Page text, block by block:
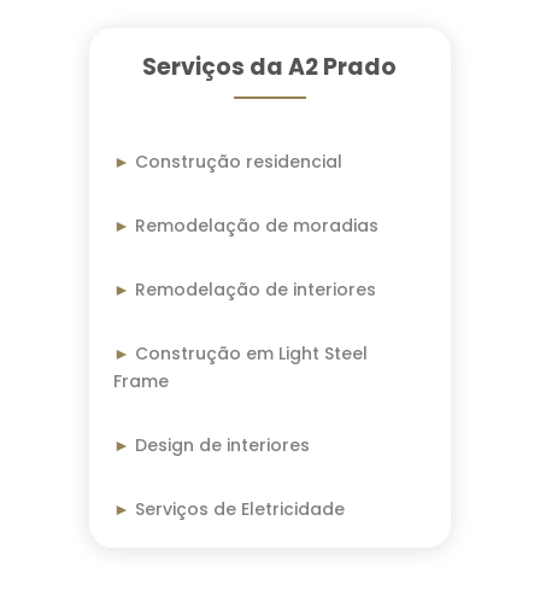
Serviços da A2 Prado
► Construção residencial
► Remodelação de moradias
► Remodelação de interiores
► Construção em Light Steel
Frame
► Design de interiores
► Serviços de Eletricidade